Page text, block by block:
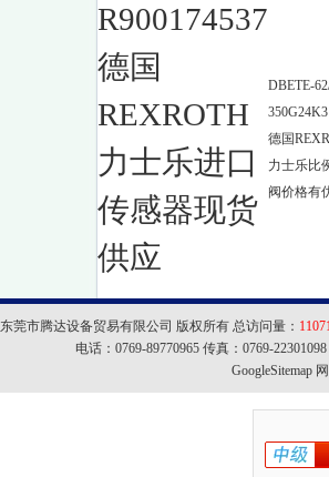
R900174537
德国
REXROTH
力士乐进口
传感器现货
供应
DBETE-
德国
力士乐比
阀价格有
东莞市腾达设备贸易有限公司 版权所有 总访问量：
电话：0769-89770965 传真：0769-
GoogleSitemap网